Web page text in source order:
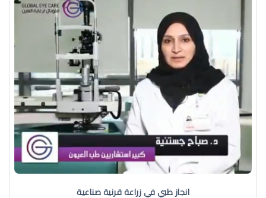
انجاز طبي في زراعة قرنية صناعية